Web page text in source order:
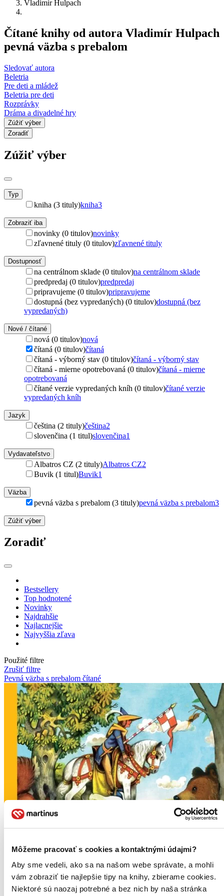
Môžeme pracovať s cookies a kontaktnými údajmi?
Aby sme vedeli, ako sa na našom webe správate, a mohli
vám zobraziť tie najlepšie tipy na knihy, zbierame cookies.
Niektoré sú naozaj potrebné a bez nich by naša stránka
Vladimír Hulpach
Čítané knihy od autora Vladimír Hulpach
pevná väzba s prebalom
Sledovať autora
Beletria
Pre deti a mládež
Beletria pre deti
Rozprávky
Dráma a divadelné hry
Zúžiť výber
Zoradiť
Zúžiť výber
Typ
kniha (3 tituly)kniha3
Zobraziť iba
novinky (0 titulov)novinky
zľavnené tituly (0 titulov)zľavnené tituly
Dostupnosť
na centrálnom sklade (0 titulov)na centrálnom sklade
predpredaj (0 titulov)predpredaj
pripravujeme (0 titulov)pripravujeme
dostupná (bez vypredaných) (0 titulov)dostupná (bez
vypredaných)
Nové / čítané
nová (0 titulov)nová
čítaná (0 titulov)čítaná
čítaná - výborný stav (0 titulov)čítaná - výborný stav
čítaná - mierne opotrebovaná (0 titulov)čítaná - mierne
opotrebovaná
čítané verzie vypredaných kníh (0 titulov)čítané verzie
vypredaných kníh
Jazyk
čeština (2 tituly)čeština2
slovenčina (1 titul)slovenčina1
Vydavateľstvo
Albatros CZ (2 tituly)Albatros CZ2
Buvik (1 titul)Buvik1
Väzba
pevná väzba s prebalom (3 tituly)pevná väzba s prebalom3
Zúžiť výber
Zoradiť
Bestsellery
Top hodnotené
Novinky
Najdrahšie
Najlacnejšie
Najvyššia zľava
Použité filtre
Zrušiť filtre
Pevná väzba s prebalom čítané